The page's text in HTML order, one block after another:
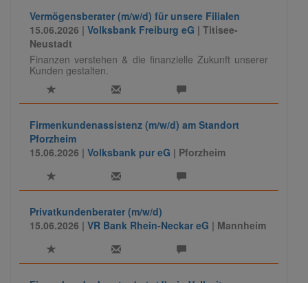
Vermögensberater (m/w/d) für unsere Filialen
15.06.2026 | Volksbank Freiburg eG | Titisee-
Neustadt
Finanzen verstehen & die finanzielle Zukunft unserer
Kunden gestalten.
Firmenkundenassistenz (m/w/d) am Standort
Pforzheim
15.06.2026 | Volksbank pur eG | Pforzheim
Privatkundenberater (m/w/d)
15.06.2026 | VR Bank Rhein-Neckar eG | Mannheim